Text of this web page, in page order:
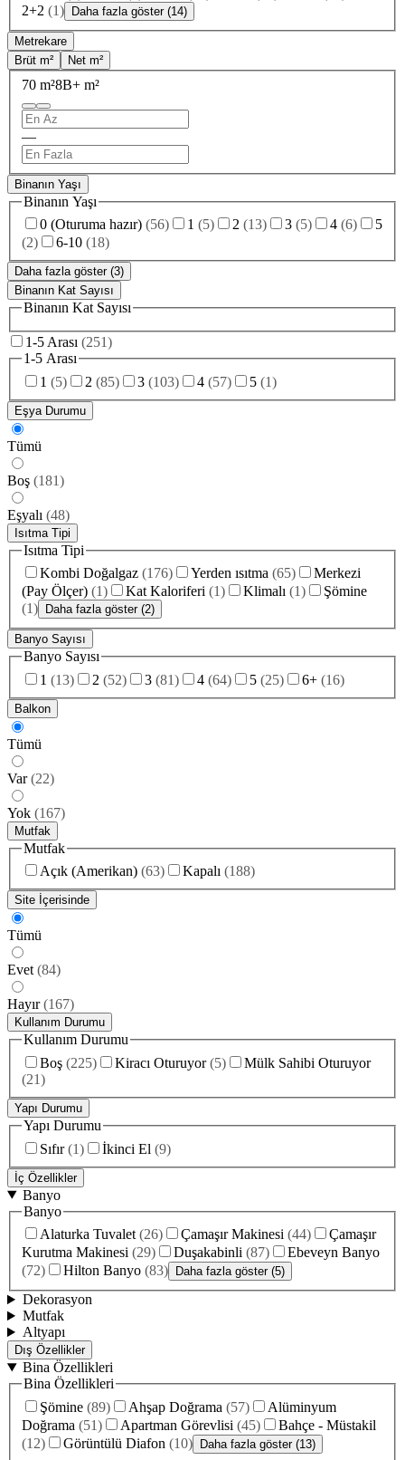
2+2 (1) Daha fazla göster (14)
Metrekare
Brüt m²
Net m²
70 m²8B+ m²
—
Binanın Yaşı
Binanın Yaşı
0 (Oturuma hazır) (56) 1 (5) 2 (13) 3 (5) 4 (6)
5
(2) 6-10 (18)
Daha fazla göster (3)
Binanın Kat Sayısı
Binanın Kat Sayısı
1-5 Arası (251)
1-5 Arası
1 (5) 2 (85) 3 (103) 4 (57) 5 (1)
Eşya Durumu
Tümü
Boş (181)
Eşyalı (48)
Isıtma Tipi
Isıtma Tipi
Kombi Doğalgaz (176) Yerden ısıtma (65)
Merkezi
(Pay Ölçer) (1) Kat Kaloriferi (1) Klimalı (1)
Şömine
(1) Daha fazla göster (2)
Banyo Sayısı
Banyo Sayısı
1 (13) 2 (52) 3 (81) 4 (64) 5 (25) 6+ (16)
Balkon
Tümü
Var (22)
Yok (167)
Mutfak
Mutfak
Açık (Amerikan) (63) Kapalı (188)
Site İçerisinde
Tümü
Evet (84)
Hayır (167)
Kullanım Durumu
Kullanım Durumu
Boş (225) Kiracı Oturuyor (5)
Mülk Sahibi Oturuyor
(21)
Yapı Durumu
Yapı Durumu
Sıfır (1) İkinci El (9)
İç Özellikler
Banyo
Banyo
Alaturka Tuvalet (26) Çamaşır Makinesi (44)
Çamaşır
Kurutma Makinesi (29) Duşakabinli (87)
Ebeveyn Banyo
(72) Hilton Banyo (83) Daha fazla göster (5)
Dekorasyon
Mutfak
Altyapı
Dış Özellikler
Bina Özellikleri
Bina Özellikleri
Şömine (89) Ahşap Doğrama (57)
Alüminyum
Doğrama (51) Apartman Görevlisi (45)
Bahçe - Müstakil
(12) Görüntülü Diafon (10) Daha fazla göster (13)